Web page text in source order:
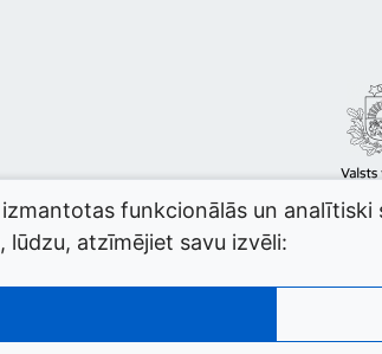
funkcionālās un
atzīmējiet savu izvēli: